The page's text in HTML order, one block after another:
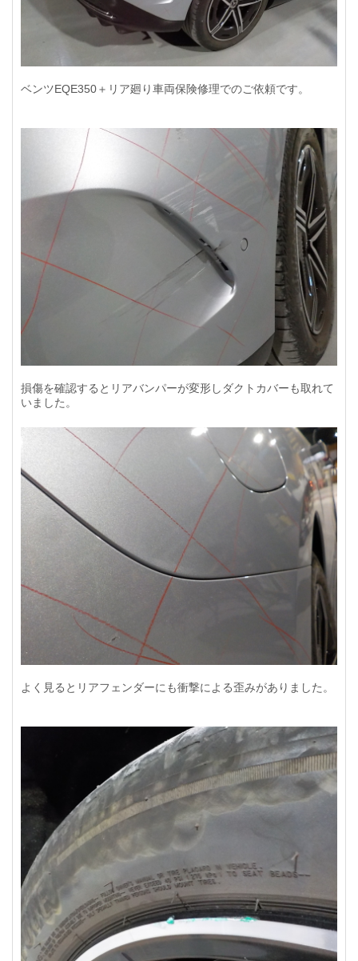
ベンツEQE350＋リア廻り車両保険修理でのご依頼です。
損傷を確認するとリアバンパーが変形しダクトカバーも取れて
いました。
よく見るとリアフェンダーにも衝撃による歪みがありました。